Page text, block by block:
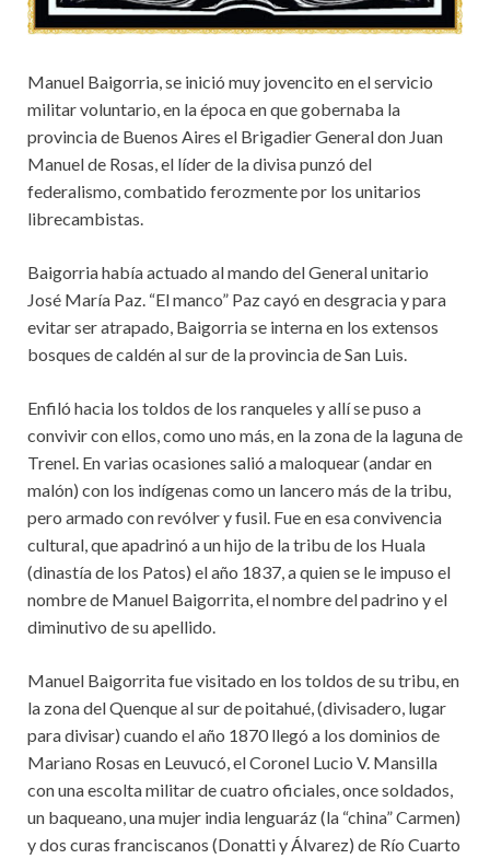
Manuel Baigorria, se inició muy jovencito en el servicio
militar voluntario, en la época en que gobernaba la
provincia de Buenos Aires el Brigadier General don Juan
Manuel de Rosas, el líder de la divisa punzó del
federalismo, combatido ferozmente por los unitarios
librecambistas.
Baigorria había actuado al mando del General unitario
José María Paz. “El manco” Paz cayó en desgracia y para
evitar ser atrapado, Baigorria se interna en los extensos
bosques de caldén al sur de la provincia de San Luis.
Enfiló hacia los toldos de los ranqueles y allí se puso a
convivir con ellos, como uno más, en la zona de la laguna de
Trenel. En varias ocasiones salió a maloquear (andar en
malón) con los indígenas como un lancero más de la tribu,
pero armado con revólver y fusil. Fue en esa convivencia
cultural, que apadrinó a un hijo de la tribu de los Huala
(dinastía de los Patos) el año 1837, a quien se le impuso el
nombre de Manuel Baigorrita, el nombre del padrino y el
diminutivo de su apellido.
Manuel Baigorrita fue visitado en los toldos de su tribu, en
la zona del Quenque al sur de poitahué, (divisadero, lugar
para divisar) cuando el año 1870 llegó a los dominios de
Mariano Rosas en Leuvucó, el Coronel Lucio V. Mansilla
con una escolta militar de cuatro oficiales, once soldados,
un baqueano, una mujer india lenguaráz (la “china” Carmen)
y dos curas franciscanos (Donatti y Álvarez) de Río Cuarto